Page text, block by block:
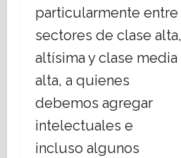
particularmente entre
sectores de clase alta,
altísima y clase media
alta, a quienes
debemos agregar
intelectuales e
incluso algunos